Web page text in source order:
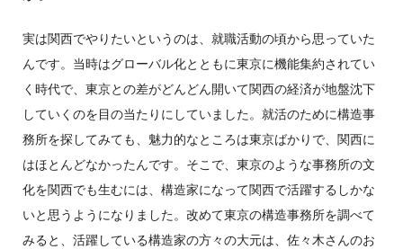
実は関西でやりたいというのは、就職活動の頃から思っていた
んです。当時はグローバル化とともに東京に機能集約されてい
く時代で、東京との差がどんどん開いて関西の経済が地盤沈下
していくのを目の当たりにしていました。就活のために構造事
務所を探してみても、魅力的なところは東京ばかりで、関西に
はほとんどなかったんです。そこで、東京のような事務所の文
化を関西でも生むには、構造家になって関西で活躍するしかな
いと思うようになりました。改めて東京の構造事務所を調べて
みると、活躍している構造家の方々の大元は、佐々木さんのお